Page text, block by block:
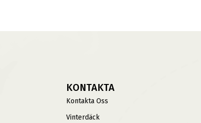
KONTAKTA
Kontakta Oss
Vinterdäck